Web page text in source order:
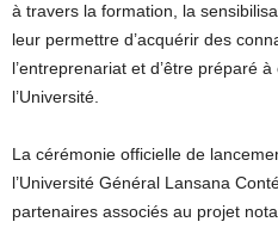
à travers la formation, la
leur permettre d’acquérir des
l’entreprenariat et d’être préparé
l’Université.
La cérémonie officielle de
l’Université Général Lansana
partenaires associés au projet